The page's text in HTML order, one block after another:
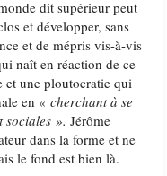
dit supérieur peut
et développer, sans
et de mépris vis-à-vis
naît en réaction de ce
et une ploutocratie qui
en «cherchant à se
sociales ». Jérôme
dans la forme et ne
le fond est bien là.